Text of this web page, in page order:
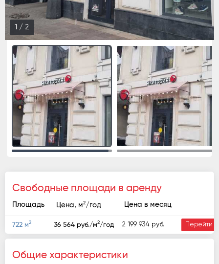
1 / 2
Свободные площади в аренду
Площадь Цена, м2/год Цена в месяц
722 м2 36 564 руб./м2/год 2 199 934 руб. Перейти
Общие характеристики